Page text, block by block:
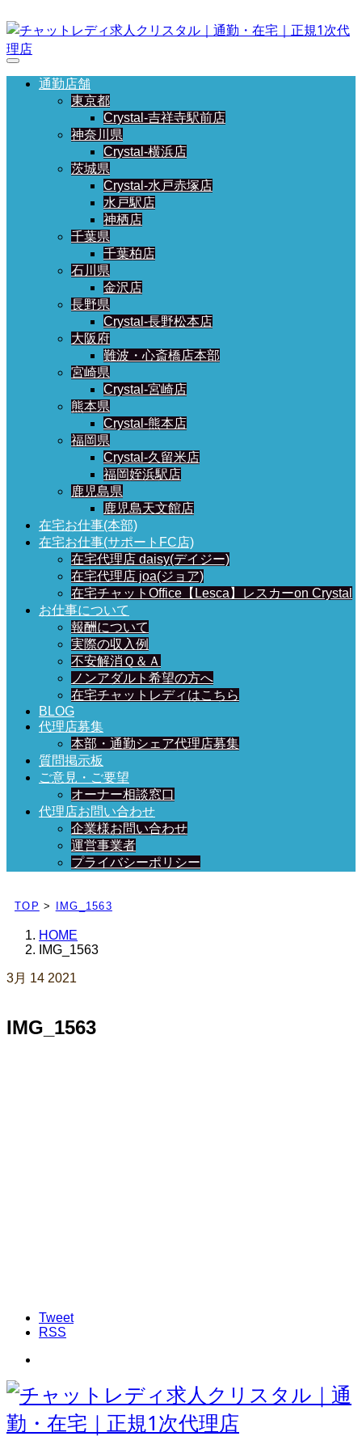
通勤店舗
東京都
Crystal-吉祥寺駅前店
神奈川県
Crystal-横浜店
茨城県
Crystal-水戸赤塚店
水戸駅店
神栖店
千葉県
千葉柏店
石川県
金沢店
長野県
Crystal-長野松本店
大阪府
難波・心斎橋店本部
宮崎県
Crystal-宮崎店
熊本県
Crystal-熊本店
福岡県
Crystal-久留米店
福岡姪浜駅店
鹿児島県
鹿児島天文館店
在宅お仕事(本部)
在宅お仕事(サポートFC店)
在宅代理店 daisy(デイジー)
在宅代理店 joa(ジョア)
在宅チャットOffice【Lesca】レスカーon Crystal
お仕事について
報酬について
実際の収入例
不安解消Ｑ＆Ａ
ノンアダルト希望の方へ
在宅チャットレディはこちら
BLOG
代理店募集
本部・通勤シェア代理店募集
質問掲示板
ご意見・ご要望
オーナー相談窓口
代理店お問い合わせ
企業様お問い合わせ
運営事業者
プライバシーポリシー
TOP > IMG_1563
HOME
IMG_1563
3月 14 2021
IMG_1563
Tweet
RSS